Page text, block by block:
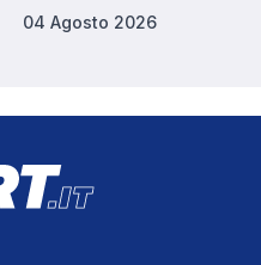
04 Agosto 2026